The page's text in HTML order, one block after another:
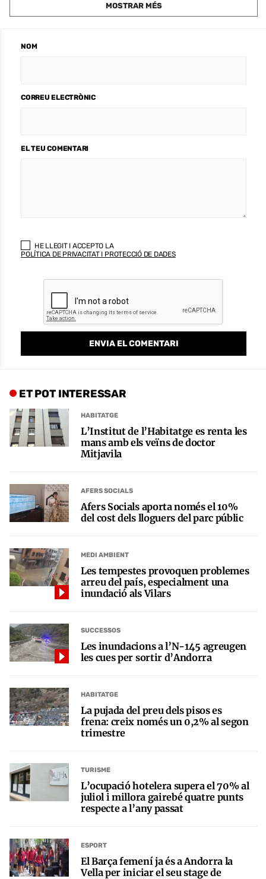
MOSTRAR MÉS
NOM
CORREU ELECTRÒNIC
EL TEU COMENTARI
HE LLEGIT I ACCEPTO LA
POLÍTICA DE PRIVACITAT I PROTECCIÓ DE DADES
ET POT INTERESSAR
HABITATGE
L’Institut de l’Habitatge es renta les
mans amb els veïns de doctor
Mitjavila
AFERS SOCIALS
Afers Socials aporta només el 10%
del cost dels lloguers del parc públic
MEDI AMBIENT
Les tempestes provoquen problemes
arreu del país, especialment una
inundació als Vilars
SUCCESSOS
Les inundacions a l’N-145 agreugen
les cues per sortir d’Andorra
HABITATGE
La pujada del preu dels pisos es
frena: creix només un 0,2% al segon
trimestre
TURISME
L’ocupació hotelera supera el 70% al
juliol i millora gairebé quatre punts
respecte a l’any passat
ESPORT
El Barça femení ja és a Andorra la
Vella per iniciar el seu stage de